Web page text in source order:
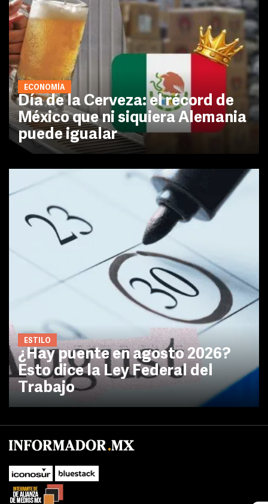
ECONOMÍA
Día de la Cerveza: el récord de
México que ni siquiera Alemania
puede igualar
ESTILO
¿Hay puente en agosto 2026?
Esto dice la Ley Federal del
Trabajo